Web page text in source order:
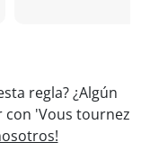
regla? ¿Algún
'Vous tournez